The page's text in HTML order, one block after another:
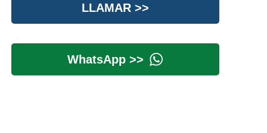
LLAMAR >>
WhatsApp >>